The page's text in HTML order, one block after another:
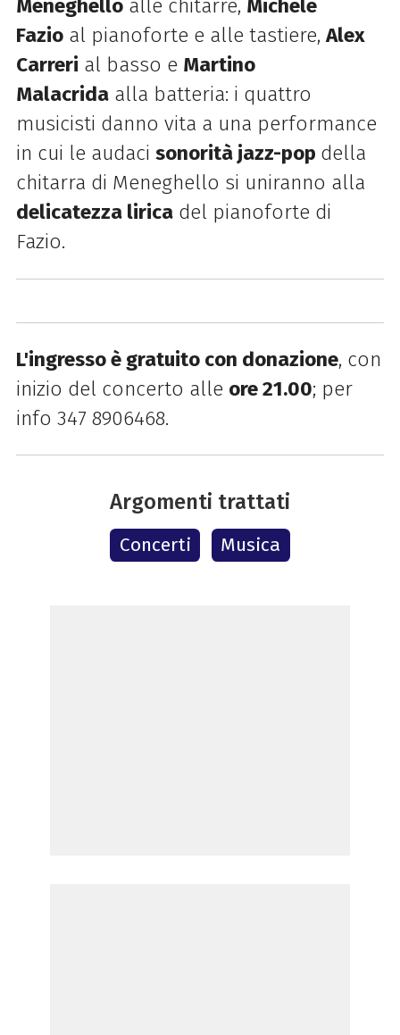
Meneghelloalle chitarre, Michele
Fazioal pianoforte e alle tastiere,Alex
Carreri al basso e Martino
Malacridaalla batteria: i quattro
musicisti danno vita a una performance
in cui le audaci sonorità jazz-pop della
chitarra di Meneghello si uniranno alla
delicatezza liricadel pianoforte di
Fazio.
L'ingresso è gratuito con donazione, con
inizio del concerto alle ore 21.00; per
info 347 8906468.
Argomenti trattati
Concerti Musica